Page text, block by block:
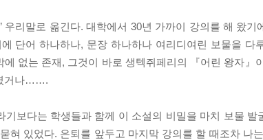
우리말로 옮긴다. 대학에서 30년 가까이 강의를 해 왔
단어 하나하나, 문장 하나하나 여리디여린 보물을 다
에 없는 존재, 그것이 바로 생텍쥐페리의 『어린 왕자
거나…….
기보다는 학생들과 함께 이 소설의 비밀을 마치 보물
혀 있었다. 은퇴를 앞두고 마지막 강의를 할 때조차 나